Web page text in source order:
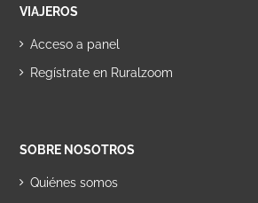
VIAJEROS
Acceso a panel
Regístrate en Ruralzoom
SOBRE NOSOTROS
Quiénes somos